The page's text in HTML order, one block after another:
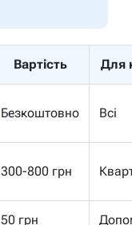
Вартість Для
Безкоштовно Всі
300-800 грн
50 грн